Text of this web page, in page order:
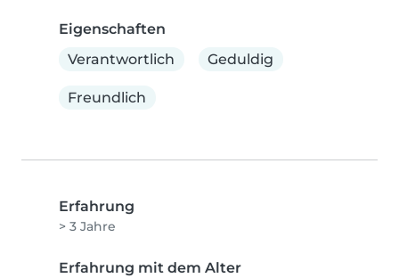
Eigenschaften
Verantwortlich
Geduldig
Freundlich
Erfahrung
> 3 Jahre
Erfahrung mit dem Alter